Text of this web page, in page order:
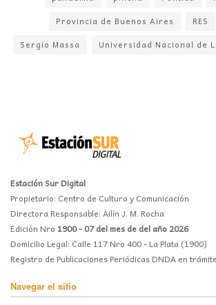
Provincia de Buenos Aires
RES
Sergio Massa
Universidad Nacional de
Estación Sur Digital
Propietario: Centro de Cultura y Comunicación
Directora Responsable: Ailín J. M. Rocha
Edición Nro 1900 - 07 del mes de del año 2026
Domicilio Legal: Calle 117 Nro 400 - La Plata (1900)
Registro de Publicaciones Periódicas DNDA en trámite
Navegar el sitio